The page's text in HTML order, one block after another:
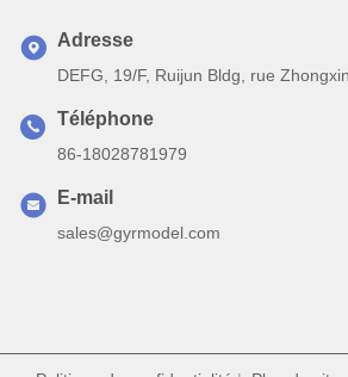
Adresse
DEFG, 19/F, Ruijun Bldg, rue
Téléphone
86-18028781979
E-mail
sales@gyrmodel.com